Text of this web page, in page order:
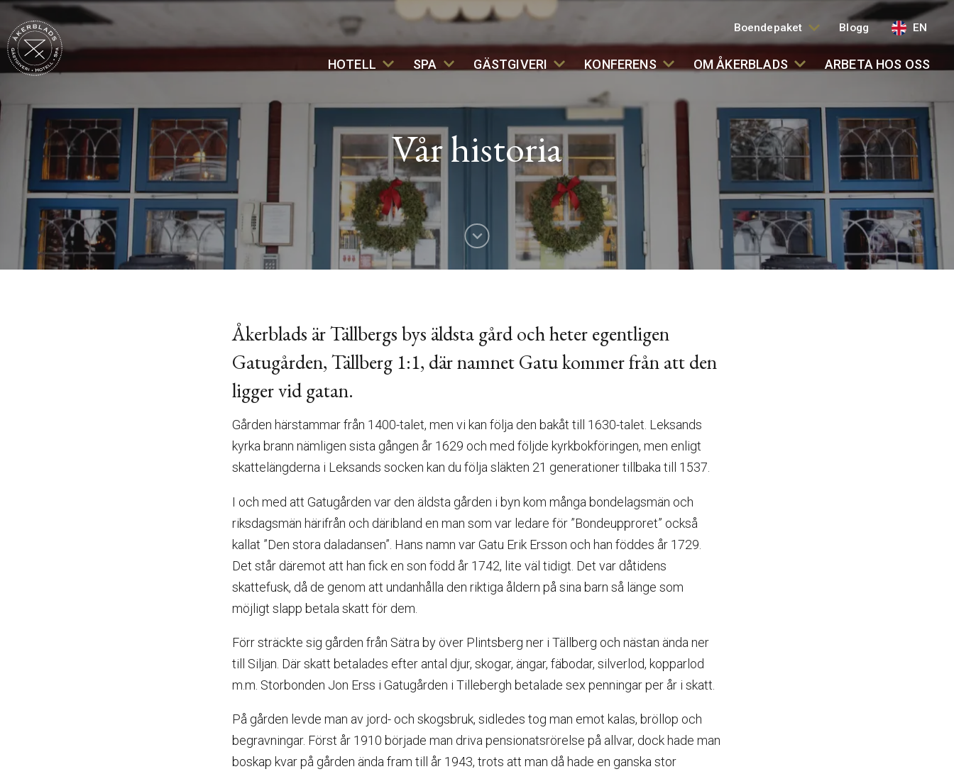
Boendepaket Blogg EN
HOTELL SPA GÄSTGIVERI KONFERENS OM ÅKERBLADS ARBETA HOS OSS
Vår historia
Åkerblads är Tällbergs bys äldsta gård och heter egentligen
Gatugården, Tällberg 1:1, där namnet Gatu kommer från att den
ligger vid gatan.
Gården härstammar från 1400-talet, men vi kan följa den bakåt till 1630-talet. Leksands
kyrka brann nämligen sista gången år 1629 och med följde kyrkbokföringen, men enligt
skattelängderna i Leksands socken kan du följa släkten 21 generationer tillbaka till 1537.
I och med att Gatugården var den äldsta gården i byn kom många bondelagsmän och
riksdagsmän härifrån och däribland en man som var ledare för ”Bondeupproret” också
kallat ”Den stora daladansen”. Hans namn var Gatu Erik Ersson och han föddes år 1729.
Det står däremot att han fick en son född år 1742, lite väl tidigt. Det var dåtidens
skattefusk, då de genom att undanhålla den riktiga åldern på sina barn så länge som
möjligt slapp betala skatt för dem.
Förr sträckte sig gården från Sätra by över Plintsberg ner i Tällberg och nästan ända ner
till Siljan. Där skatt betalades efter antal djur, skogar, ängar, fäbodar, silverlod, kopparlod
m.m. Storbonden Jon Erss i Gatugården i Tillebergh betalade sex penningar per år i skatt.
På gården levde man av jord- och skogsbruk, sidledes tog man emot kalas, bröllop och
begravningar. Först år 1910 började man driva pensionatsrörelse på allvar, dock hade man
boskap kvar på gården ända fram till år 1943, trots att man då hade en ganska stor